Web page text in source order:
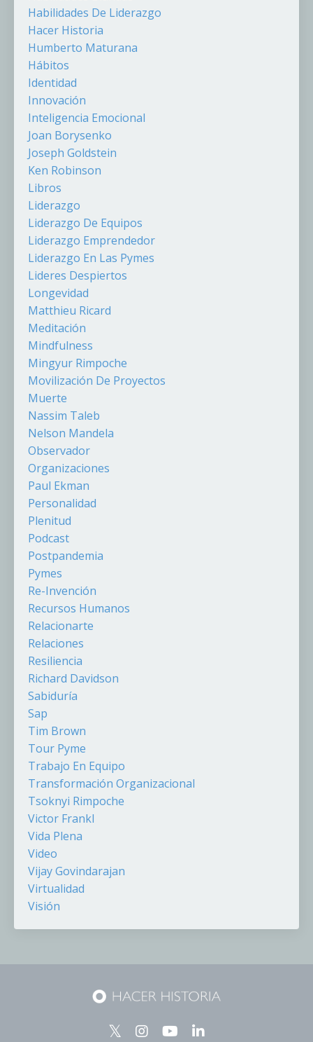
Habilidades De Liderazgo
Hacer Historia
Humberto Maturana
Hábitos
Identidad
Innovación
Inteligencia Emocional
Joan Borysenko
Joseph Goldstein
Ken Robinson
Libros
Liderazgo
Liderazgo De Equipos
Liderazgo Emprendedor
Liderazgo En Las Pymes
Lideres Despiertos
Longevidad
Matthieu Ricard
Meditación
Mindfulness
Mingyur Rimpoche
Movilización De Proyectos
Muerte
Nassim Taleb
Nelson Mandela
Observador
Organizaciones
Paul Ekman
Personalidad
Plenitud
Podcast
Postpandemia
Pymes
Re-Invención
Recursos Humanos
Relacionarte
Relaciones
Resiliencia
Richard Davidson
Sabiduría
Sap
Tim Brown
Tour Pyme
Trabajo En Equipo
Transformación Organizacional
Tsoknyi Rimpoche
Victor Frankl
Vida Plena
Video
Vijay Govindarajan
Virtualidad
Visión